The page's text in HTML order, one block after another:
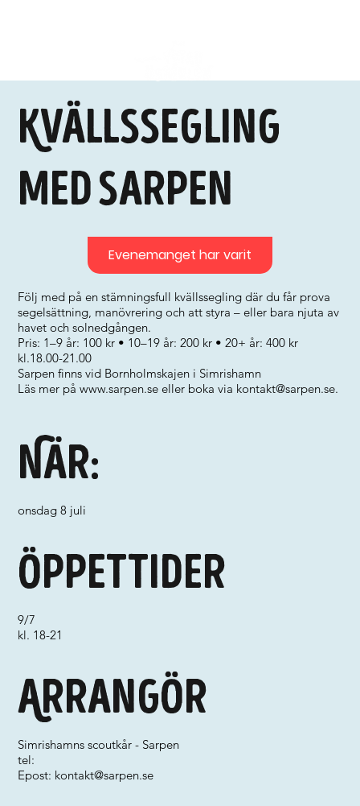
Kvällssegling
med Sarpen
Följ med på en stämningsfull kvällssegling där du får prova
segelsättning, manövrering och att styra – eller bara njuta av
havet och solnedgången.
Pris: 1–9 år: 100 kr • 10–19 år: 200 kr • 20+ år: 400 kr
kl.18.00-21.00
Sarpen finns vid Bornholmskajen i Simrishamn
Läs mer påwww.sarpen.se eller boka via kontakt@sarpen.se.
När:
onsdag 8 juli
Arrangör
Simrishamns scoutkår - Sarpen
tel:
Epost: kontakt@sarpen.se
Öppettider
9/7
kl. 18-21
Evenemanget har varit